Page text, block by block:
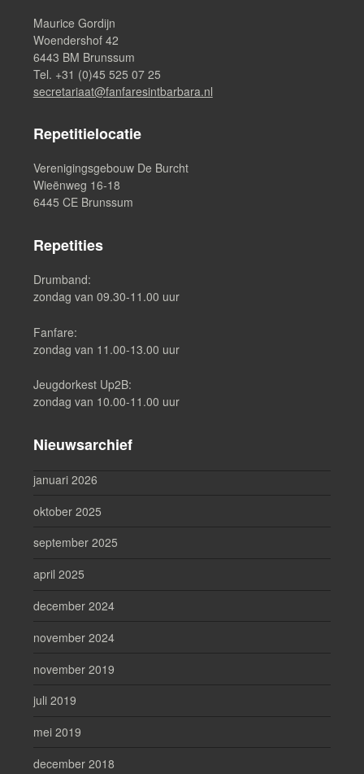
Maurice Gordijn
Woendershof 42
6443 BM Brunssum
Tel. +31 (0)45 525 07 25
secretariaat@fanfaresintbarbara.nl
Repetitielocatie
Verenigingsgebouw De Burcht
Wieënweg 16-18
6445 CE Brunssum
Repetities
Drumband:
zondag van 09.30-11.00 uur
Fanfare:
zondag van 11.00-13.00 uur
Jeugdorkest Up2B:
zondag van 10.00-11.00 uur
Nieuwsarchief
januari 2026
oktober 2025
september 2025
april 2025
december 2024
november 2024
november 2019
juli 2019
mei 2019
december 2018